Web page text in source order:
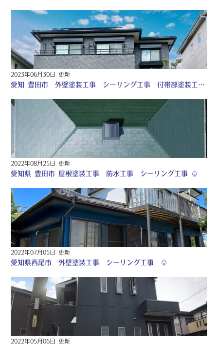
2023年06月30日 更新
愛知 豊田市 外壁塗装工事 シーリング工事 付帯部塗装工事 防水工事 ♤
2022年08月25日 更新
愛知県 豊田市 屋根塗装工事 防水工事 シーリング工事 ♤
2022年07月05日 更新
愛知県西尾市 外壁塗装工事 シーリング工事 ♧
2022年05月06日 更新